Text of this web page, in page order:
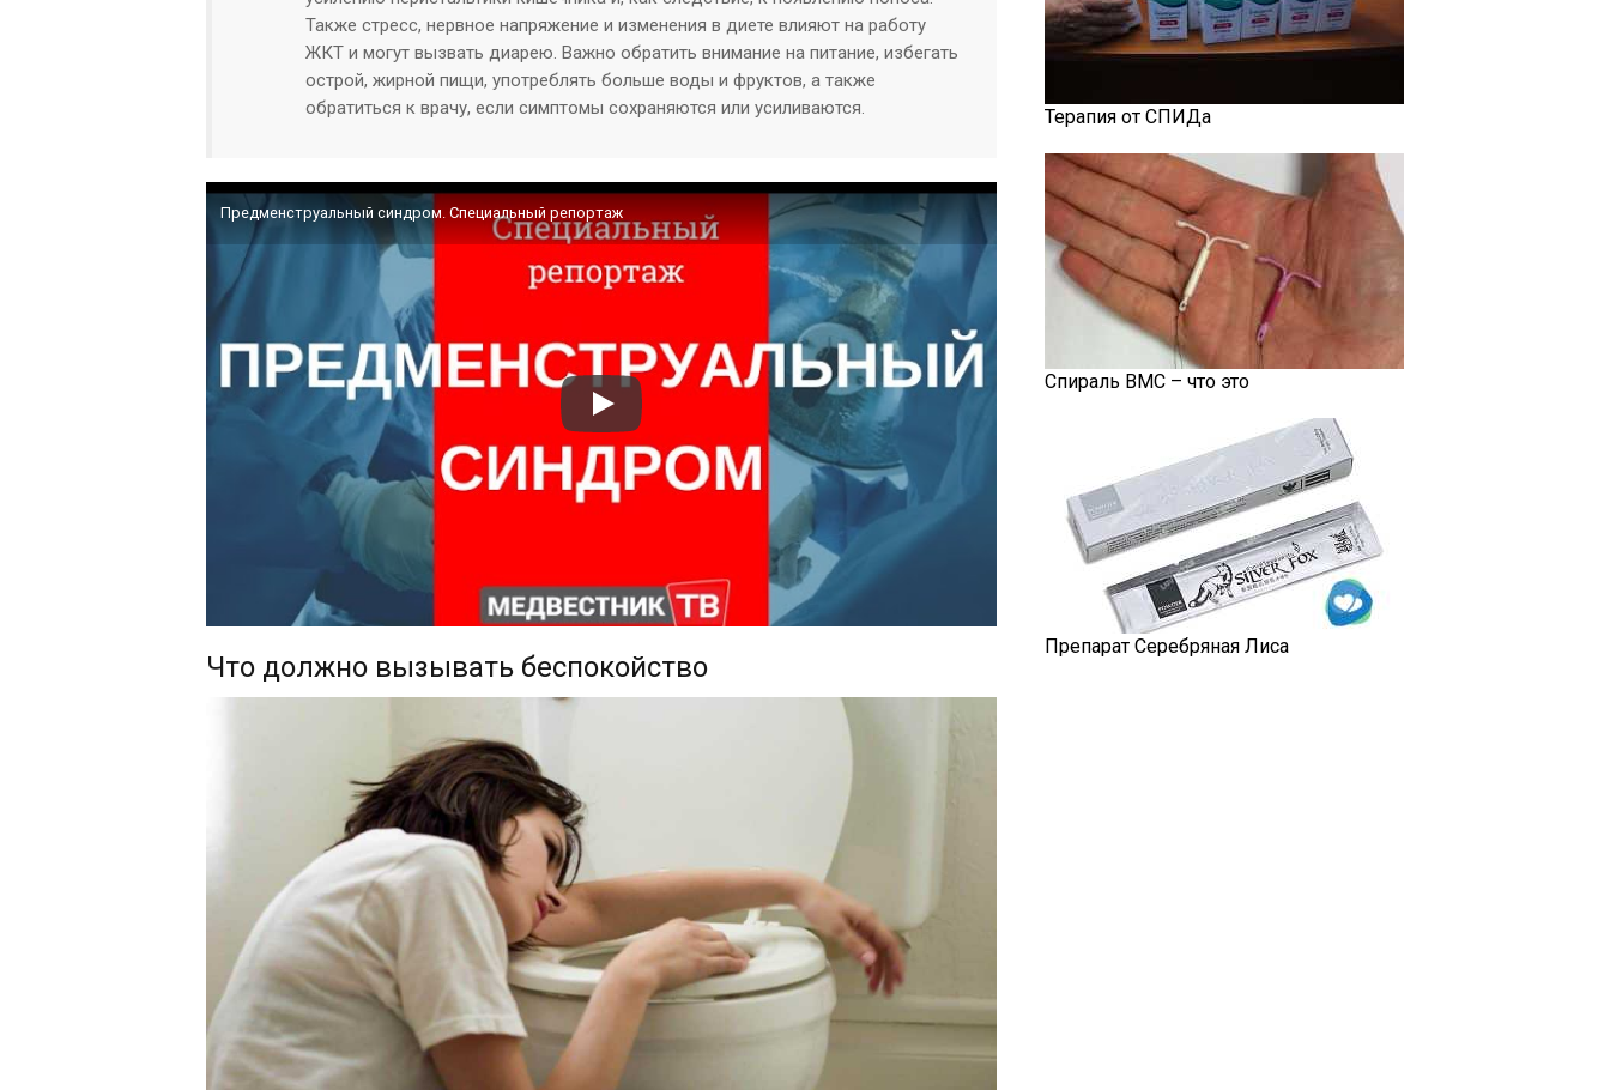
Также стресс, нервное напряжение и изменения в диете влияют на работу
ЖКТ и могут вызвать диарею. Важно обратить внимание на питание, избегать
острой, жирной пищи, употреблять больше воды и фруктов, а также
обратиться к врачу, если симптомы сохраняются или усиливаются.
Предменструальный синдром. Специальный репортаж
Что должно вызывать беспокойство
Терапия от СПИДа
Спираль ВМС – что это
Препарат Серебряная Лиса